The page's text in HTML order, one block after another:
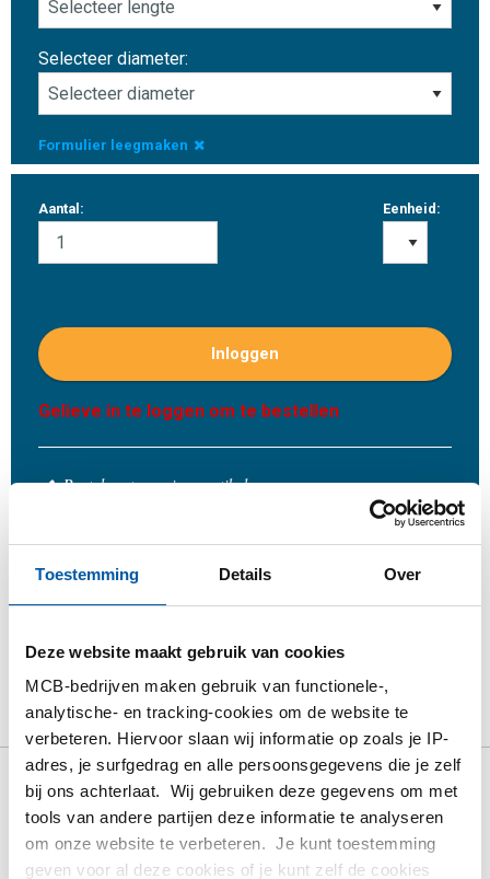
Toestemming Details Over
Deze website maakt gebruik van cookies
MCB-bedrijven maken gebruik van functionele-,
analytische- en tracking-cookies om de website te
verbeteren. Hiervoor slaan wij informatie op zoals je IP-
adres, je surfgedrag en alle persoonsgegevens die je zelf
bij ons achterlaat. Wij gebruiken deze gegevens om met
tools van andere partijen deze informatie te analyseren
om onze website te verbeteren. Je kunt toestemming
geven voor al deze cookies of je kunt zelf de cookies
Selecteer diameter:
Formulier leegmaken
Aantal: Eenheid:
Inloggen
Gelieve in te loggen om te bestellen
Bestel met uw eigen artikelnummers
Volg uw order via Track&Trace
Downloads Specificaties
Bruto prijslijst: Rvs 1.4404
(316L) blank passing h9 rond